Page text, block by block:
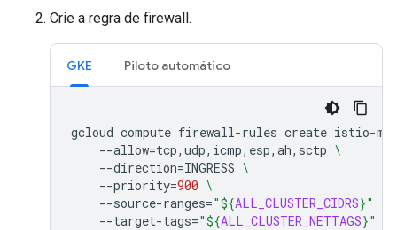
Crie a regra de firewall.
GKE Piloto automático
gcloud compute firewall-rules create istio-
--allow=tcp,udp,icmp,esp,ah,sctp \
--direction=INGRESS \
--priority=900 \
--source-ranges="${ALL_CLUSTER_CIDRS}"
--target-tags="${ALL_CLUSTER_NETTAGS}"